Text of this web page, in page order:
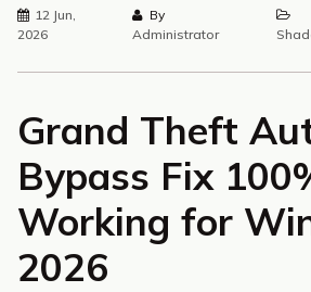
12 Jun,
2026
By
Administrator
Grand Theft
Bypass Fix
Working for
2026